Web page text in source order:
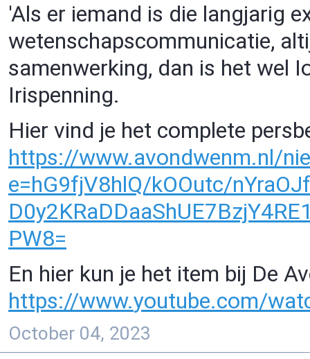
'Als er iemand is die langjarig
wetenschapscommunicatie,
samenwerking, dan is het wel
Irispenning.
Hier vind je het complete
https://www.avondwenm.nl/
e=hG9fjV8hlQ/kOOutc/
PW8=
En hier kun je het item bij De
https://www.youtube.com/
October 04, 2023